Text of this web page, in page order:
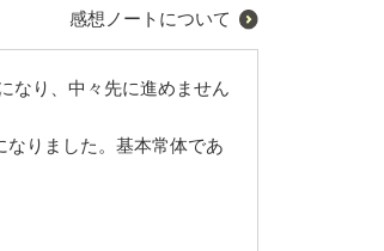
感想ノートについて
なり、中々先に進めません
りました。基本常体であ